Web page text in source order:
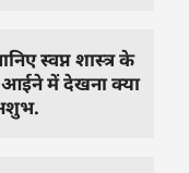
स्वप्न शास्त्र के
में देखना क्या